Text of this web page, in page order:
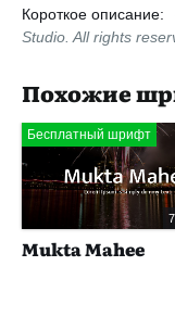
Короткое описание:
Studio. All rights
Похожие
Бесплатный шрифт
Mukta Mahee